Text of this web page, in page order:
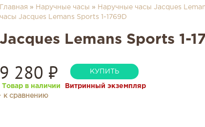
Главная » Наручные часы » Наручные часы Jacques
часы Jacques Lemans Sports 1-1769D
Jacques Lemans Sports 1-
9 280 ₽ КУПИТЬ
Товар в наличии
Витринный экземпляр
к сравнению